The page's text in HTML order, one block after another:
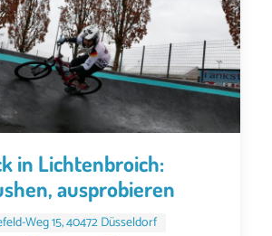
in Lichtenbroich:
ausprobieren
Weg 15, 40472 Düsseldorf